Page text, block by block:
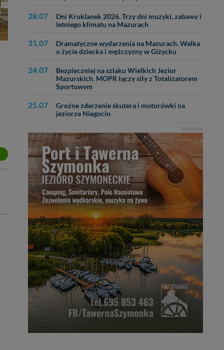
28.07
Dni Kruklanek 2026. Trzy dni muzyki, zabawy i
letniego klimatu na Mazurach
31.07
Dramatyczne wydarzenia na Mazurach. Walka
o życie dziecka i mężczyzny w Giżycku
24.07
Bezpieczniej na szlaku Wielkich Jezior
Mazurskich. MOPR łączy siły z Totalizatorem
Sportowym
25.07
Groźne zderzenie skutera i motorówki na
jeziorze Niegocin
REKLAMA
zabronić ich
w odniesieniu do
- w pewnych